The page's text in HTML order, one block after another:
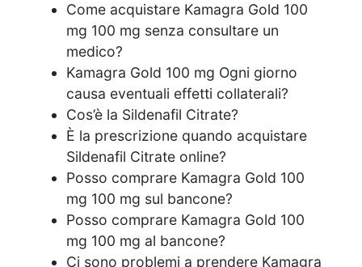
Come acquistare Kamagra Gold 100
mg 100 mg senza consultare un
medico?
Kamagra Gold 100 mg Ogni giorno
causa eventuali effetti collaterali?
Cos’è la Sildenafil Citrate?
È la prescrizione quando acquistare
Sildenafil Citrate online?
Posso comprare Kamagra Gold 100
mg 100 mg sul bancone?
Posso comprare Kamagra Gold 100
mg 100 mg al bancone?
Ci sono problemi a prendere Kamagra